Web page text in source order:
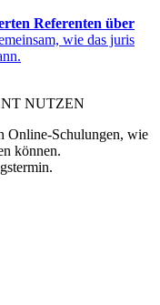
Referenten über
wie das juris
NUTZEN
Online-Schulungen, wie
können.